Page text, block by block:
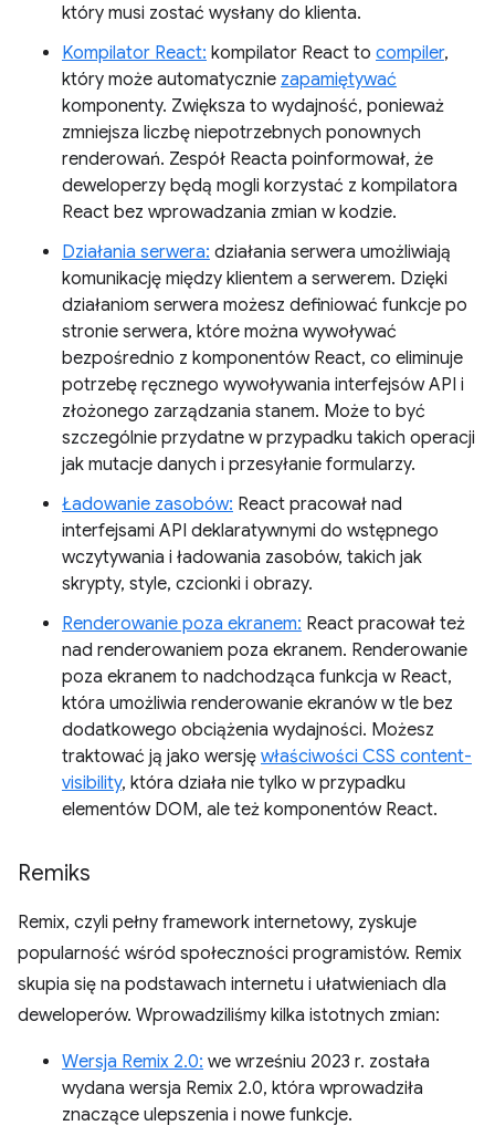
który musi zostać wysłany do klienta.
Kompilator React: kompilator React to compiler,
który może automatycznie zapamiętywać
komponenty. Zwiększa to wydajność, ponieważ
zmniejsza liczbę niepotrzebnych ponownych
renderowań. Zespół Reacta poinformował, że
deweloperzy będą mogli korzystać z kompilatora
React bez wprowadzania zmian w kodzie.
Działania serwera: działania serwera umożliwiają
komunikację między klientem a serwerem. Dzięki
działaniom serwera możesz definiować funkcje po
stronie serwera, które można wywoływać
bezpośrednio z komponentów React, co eliminuje
potrzebę ręcznego wywoływania interfejsów API i
złożonego zarządzania stanem. Może to być
szczególnie przydatne w przypadku takich operacji
jak mutacje danych i przesyłanie formularzy.
Ładowanie zasobów: React pracował nad
interfejsami API deklaratywnymi do wstępnego
wczytywania i ładowania zasobów, takich jak
skrypty, style, czcionki i obrazy.
Renderowanie poza ekranem: React pracował też
nad renderowaniem poza ekranem. Renderowanie
poza ekranem to nadchodząca funkcja w React,
która umożliwia renderowanie ekranów w tle bez
dodatkowego obciążenia wydajności. Możesz
traktować ją jako wersję właściwości CSS content-
visibility, która działa nie tylko w przypadku
elementów DOM, ale też komponentów React.
Remiks
Remix, czyli pełny framework internetowy, zyskuje
popularność wśród społeczności programistów. Remix
skupia się na podstawach internetu i ułatwieniach dla
deweloperów. Wprowadziliśmy kilka istotnych zmian:
Wersja Remix 2.0: we wrześniu 2023 r. została
wydana wersja Remix 2.0, która wprowadziła
znaczące ulepszenia i nowe funkcje.